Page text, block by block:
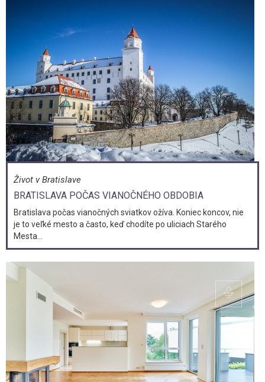
Život v Bratislave
BRATISLAVA POČAS VIANOČNÉHO OBDOBIA
Bratislava počas vianočných sviatkov ožíva. Koniec koncov, nie
je to veľké mesto a často, keď chodíte po uliciach Starého
Mesta...